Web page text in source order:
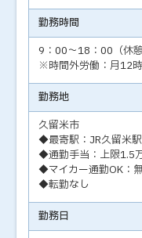
勤務時間
9：00～18：00（休
※時間外労働：月12
勤務地
久留米市
◆最寄駅：JR久留米駅
◆通勤手当：上限1.5
◆マイカー通勤OK：
◆転勤なし
勤務日